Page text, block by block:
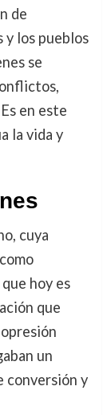
de
y los pueblos
se
en este
la vida y
cuya
hoy es
que
un
conversión y